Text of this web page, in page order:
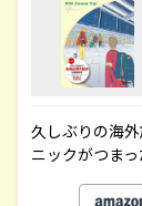
久しぶりの海
ニックがつま